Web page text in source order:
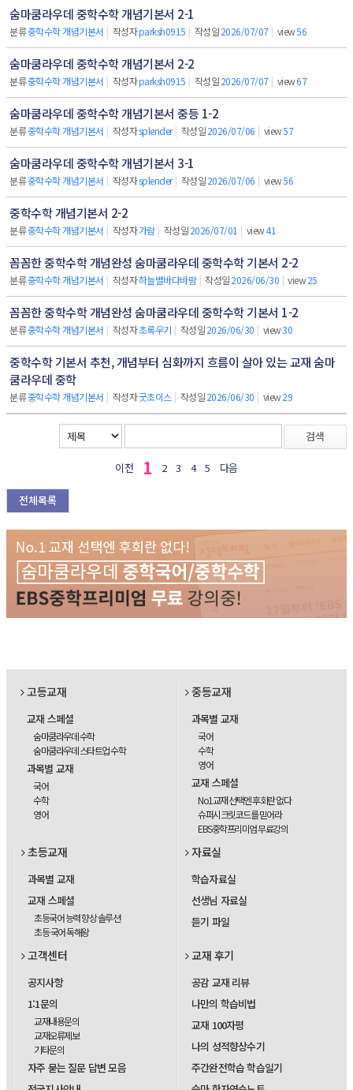
숨마쿰라우데 중학수학 개념기본서 2-1
분류중학수학 개념기본서 | 작성자parksh0915 | 작성일2026/07/07 | view56
숨마쿰라우데 중학수학 개념기본서 2-2
분류중학수학 개념기본서 | 작성자parksh0915 | 작성일2026/07/07 | view67
숨마쿰라우데 중학수학 개념기본서 중등 1-2
분류중학수학 개념기본서 | 작성자splender | 작성일2026/07/06 | view57
숨마쿰라우데 중학수학 개념기본서 3-1
분류중학수학 개념기본서 | 작성자splender | 작성일2026/07/06 | view56
중학수학 개념기본서 2-2
분류중학수학 개념기본서 | 작성자가람 | 작성일2026/07/01 | view41
꼼꼼한 중학수학 개념완성 숨마쿰라우데 중학수학 기본서 2-2
분류중학수학 개념기본서 | 작성자하늘별바다바람 | 작성일2026/06/30 | view25
꼼꼼한 중학수학 개념완성 숨마쿰라우데 중학수학 기본서 1-2
분류중학수학 개념기본서 | 작성자초록우기 | 작성일2026/06/30 | view30
중학수학 기본서 추천, 개념부터 심화까지 흐름이 살아 있는 교재 숨마
쿰라우데 중학
분류중학수학 개념기본서 | 작성자굿초이스 | 작성일2026/06/30 | view29
검색
이전 1 2 3 4 5 다음
전체목록
고등교재
교재 스페셜
숨마쿰라우데 수학
숨마쿰라우데 스타트업 수학
과목별 교재
국어
수학
영어
중등교재
과목별 교재
국어
수학
영어
교재 스페셜
No1교재 선택엔 후회란 없다
슈퍼시크릿코드를 믿어라
EBS중학프리미엄 무료강의
초등교재
과목별 교재
교재 스페셜
초등국어 능력 향상 솔루션
초등 국어 독해왕
자료실
학습자료실
선생님 자료실
듣기 파일
고객센터
공지사항
1:1문의
교재내용문의
교재오류제보
기타문의
자주 묻는 질문 답변 모음
교재 후기
공감 교재 리뷰
나만의 학습비법
교재 100자평
나의 성적향상수기
주간완전학습 학습일기